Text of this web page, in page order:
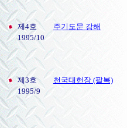
제4호
1995/10
주기도문 강해
제3호
1995/9
천국대헌장 (팔복)